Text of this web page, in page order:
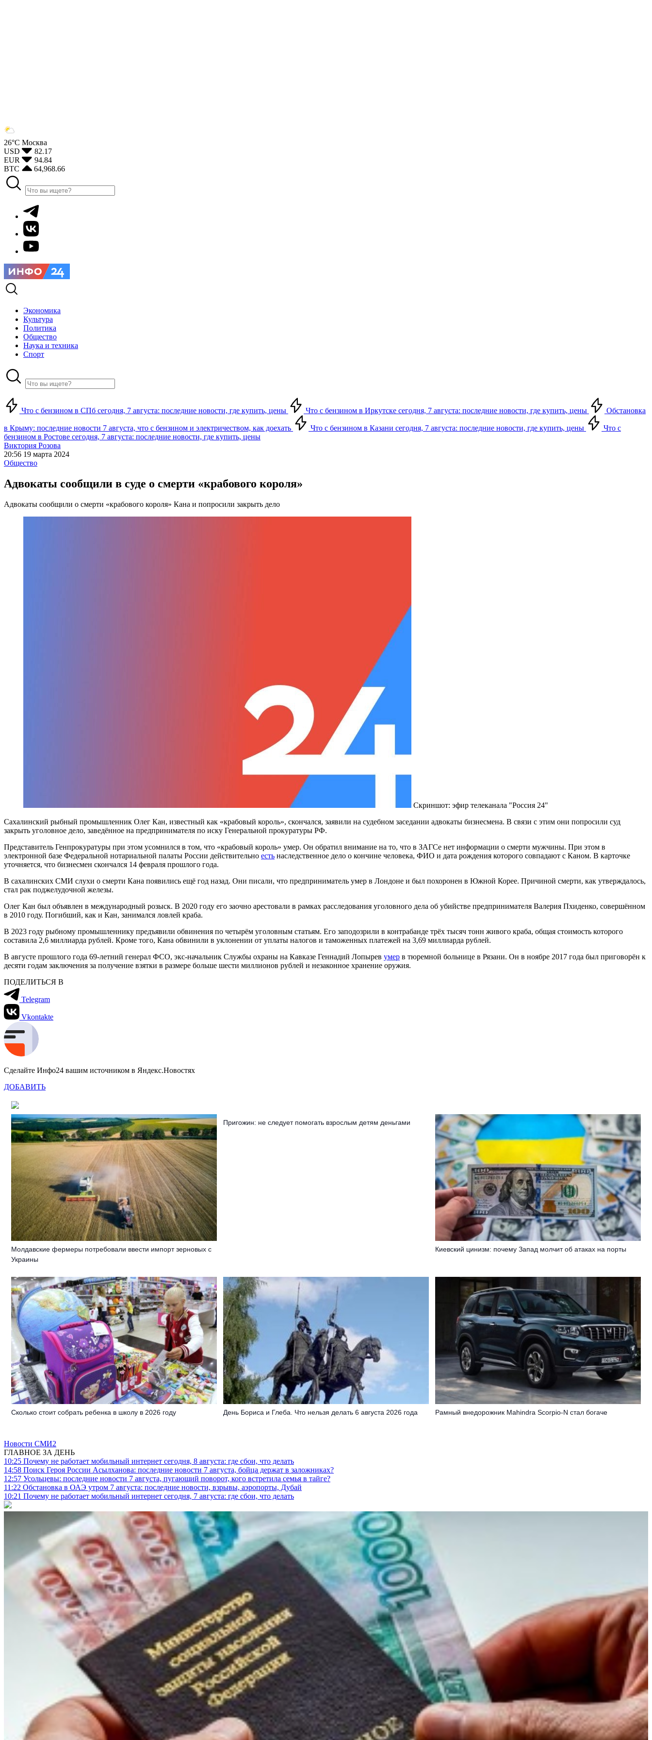
26°С Москва
USD
82.17
EUR
94.84
BTC
64,968.66
Экономика
Культура
Политика
Общество
Наука и техника
Спорт
Что с бензином в СПб сегодня, 7 августа: последние новости, где купить, цены Что с бензином в Иркутске сегодня, 7 августа: последние новости, где купить, цены Обстановка
в Крыму: последние новости 7 августа, что с бензином и электричеством, как доехать Что с бензином в Казани сегодня, 7 августа: последние новости, где купить, цены
Что с
бензином в Ростове сегодня, 7 августа: последние новости, где купить, цены
Виктория Розова
20:56 19 марта 2024
Общество
Адвокаты сообщили в суде о смерти «крабового короля»
Адвокаты сообщили о смерти «крабового короля» Кана и попросили закрыть дело
Скриншот: эфир телеканала "Россия 24"
Сахалинский рыбный промышленник Олег Кан, известный как «крабовый король», скончался, заявили на судебном заседании адвокаты бизнесмена. В связи с этим они попросили суд
закрыть уголовное дело, заведённое на предпринимателя по иску Генеральной прокуратуры РФ.
Представитель Генпрокуратуры при этом усомнился в том, что «крабовый король» умер. Он обратил внимание на то, что в ЗАГСе нет информации о смерти мужчины. При этом в
электронной базе Федеральной нотариальной палаты России действительно есть наследственное дело о кончине человека, ФИО и дата рождения которого совпадают с Каном. В карточке
уточняется, что бизнесмен скончался 14 февраля прошлого года.
В сахалинских СМИ слухи о смерти Кана появились ещё год назад. Они писали, что предприниматель умер в Лондоне и был похоронен в Южной Корее. Причиной смерти, как утверждалось,
стал рак поджелудочной железы.
Олег Кан был объявлен в международный розыск. В 2020 году его заочно арестовали в рамках расследования уголовного дела об убийстве предпринимателя Валерия Пхиденко, совершённом
в 2010 году. Погибший, как и Кан, занимался ловлей краба.
В 2023 году рыбному промышленнику предъявили обвинения по четырём уголовным статьям. Его заподозрили в контрабанде трёх тысяч тонн живого краба, общая стоимость которого
составила 2,6 миллиарда рублей. Кроме того, Кана обвинили в уклонении от уплаты налогов и таможенных платежей на 3,69 миллиарда рублей.
В августе прошлого года 69-летний генерал ФСО, экс-начальник Службы охраны на Кавказе Геннадий Лопырев умер в тюремной больнице в Рязани. Он в ноябре 2017 года был приговорён к
десяти годам заключения за получение взятки в размере больше шести миллионов рублей и незаконное хранение оружия.
ПОДЕЛИТЬСЯ В
Telegram
Vkontakte
Сделайте Инфо24 вашим источником в Яндекс.Новостях
ДОБАВИТЬ
Молдавские фермеры потребовали ввести импорт зерновых с
Украины
Пригожин: не следует помогать взрослым детям деньгами
Киевский цинизм: почему Запад молчит об атаках на порты
Сколько стоит собрать ребенка в школу в 2026 году День Бориса и Глеба. Что нельзя делать 6 августа 2026 года Рамный внедорожник Mahindra Scorpio-N стал богаче
Новости СМИ2
ГЛАВНОЕ ЗА ДЕНЬ
10:25 Почему не работает мобильный интернет сегодня, 8 августа: где сбои, что делать
14:58 Поиск Героя России Асылханова: последние новости 7 августа, бойца держат в заложниках?
12:57 Усольцевы: последние новости 7 августа, пугающий поворот, кого встретила семья в тайге?
11:22 Обстановка в ОАЭ утром 7 августа: последние новости, взрывы, аэропорты, Дубай
10:21 Почему не работает мобильный интернет сегодня, 7 августа: где сбои, что делать